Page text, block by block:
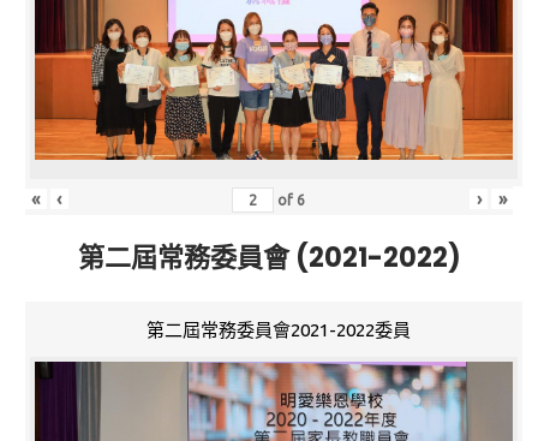
« ‹ of 6 › »
第二屆常務委員會 (2021-2022)
第二屆常務委員會2021-2022委員